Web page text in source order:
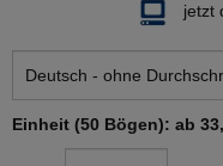
jetzt
Einheit (50 Bögen): ab